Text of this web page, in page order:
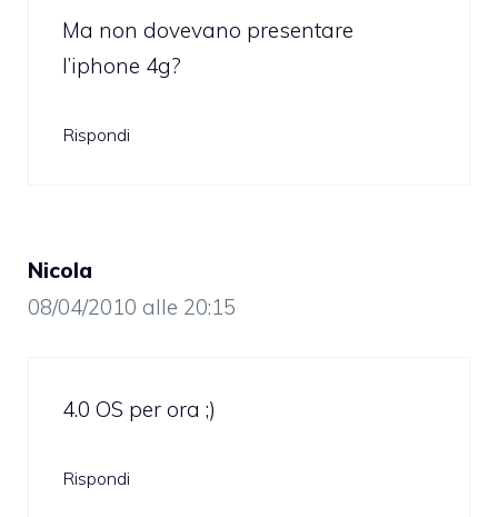
Ma non dovevano presentare
l’iphone 4g?
Rispondi
Nicola
08/04/2010 alle 20:15
4.0 OS per ora ;)
Rispondi